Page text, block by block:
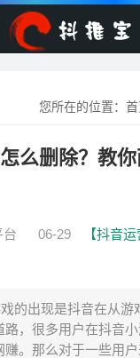
您所在的位置：
么删除？教
台 06-29 【抖音运
的出现是抖音在从游
路，很多用户在抖音
赚。那么对于一些用